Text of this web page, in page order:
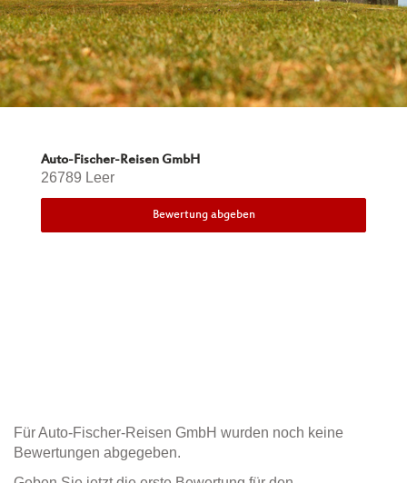
Auto-Fischer-Reisen GmbH
26789 Leer
Bewertung abgeben
Für Auto-Fischer-Reisen GmbH wurden noch keine
Bewertungen abgegeben.